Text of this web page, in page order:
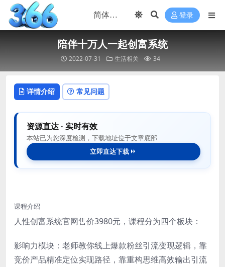
登录
陪伴十万人一起创富系统
2022-07-31 生活相关 34
详情介绍 常见问题
资源直达 · 实时有效
本站已为您深度检测，下载地址位于文章底部
立即直达下载
课程介绍
人性创富系统官网售价3980元，课程分为四个板块：
影响力模块：老师教你线上爆款粉丝引流变现逻辑，靠
竞价产品精准定位实现路径，靠重构思维高效输出引流